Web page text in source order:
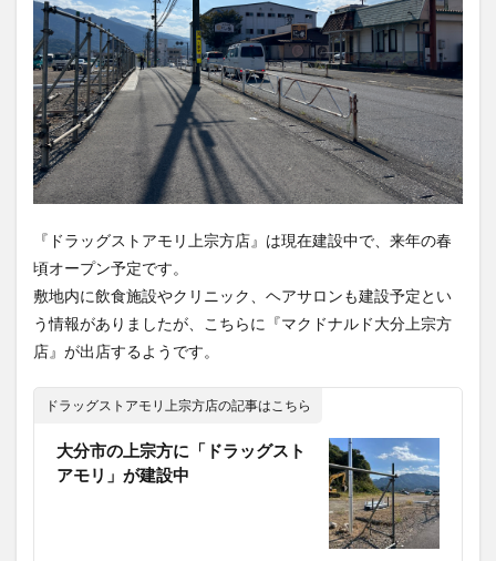
『ドラッグストアモリ上宗方店』は現在建設中で、来年の春
頃オープン予定です。
敷地内に飲食施設やクリニック、ヘアサロンも建設予定とい
う情報がありましたが、こちらに『マクドナルド大分上宗方
店』が出店するようです。
ドラッグストアモリ上宗方店の記事はこちら
大分市の上宗方に「ドラッグスト
アモリ」が建設中
検索